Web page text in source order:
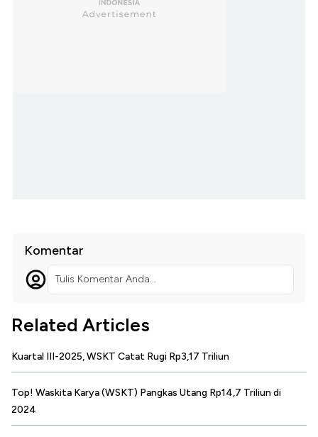
Komentar
Tulis Komentar Anda...
Related Articles
Kuartal III-2025, WSKT Catat Rugi Rp3,17 Triliun
Top! Waskita Karya (WSKT) Pangkas Utang Rp14,7 Triliun di
2024